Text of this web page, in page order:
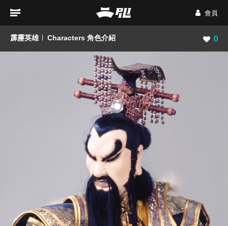
會員
霹靂英雄 Characters 角色介紹 瀏覽
0